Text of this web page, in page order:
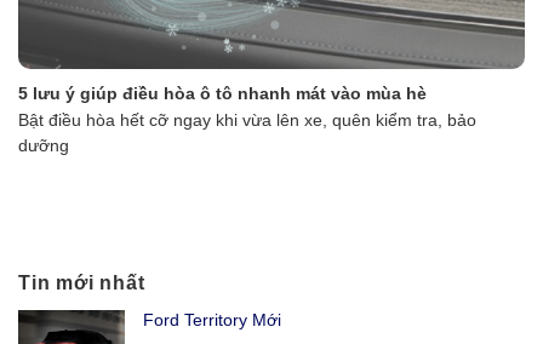
5 lưu ý giúp điều hòa ô tô nhanh mát vào mùa hè
Bật điều hòa hết cỡ ngay khi vừa lên xe, quên kiểm tra, bảo
dưỡng
Tin mới nhất
Ford Territory Mới